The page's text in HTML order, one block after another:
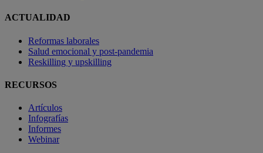
ACTUALIDAD
Reformas laborales
Salud emocional y post-pandemia
Reskilling y upskilling
RECURSOS
Artículos
Infografías
Informes
Webinar